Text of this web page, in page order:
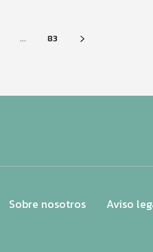
... 83
Sobre nosotros Aviso